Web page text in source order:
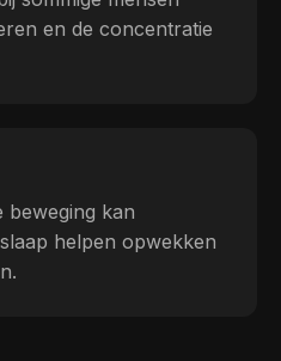
en de concentratie
beweging kan
helpen opwekken